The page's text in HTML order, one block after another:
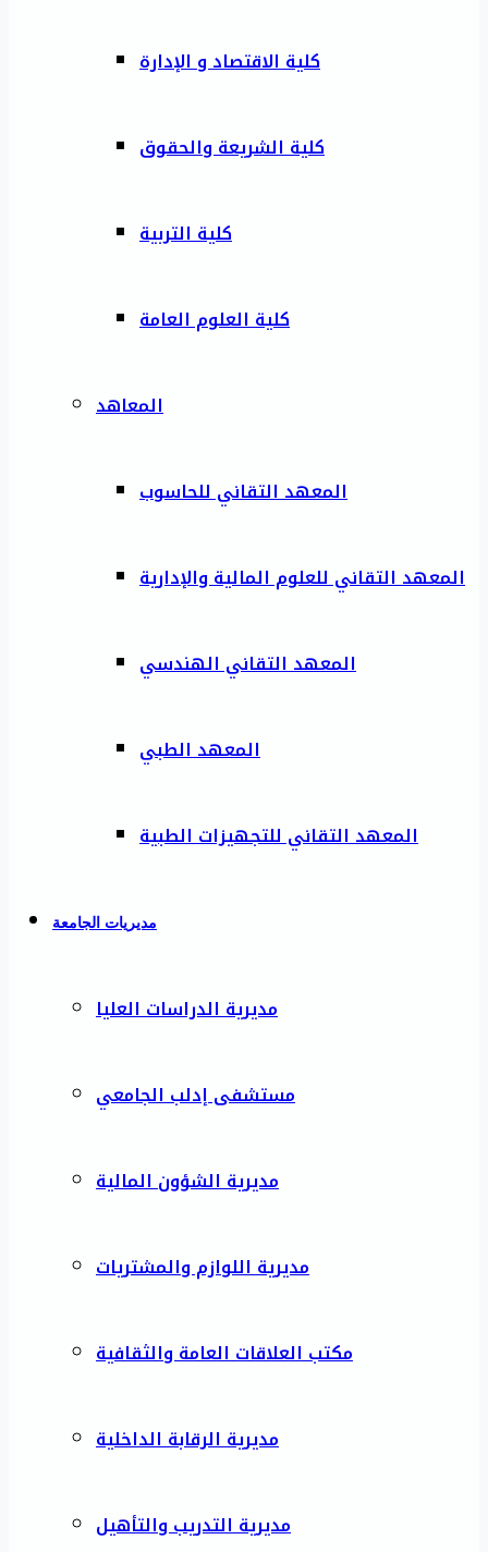
كلية الاقتصاد و الإدارة
كلية الشريعة والحقوق
كلية التربية
كلية العلوم العامة
المعاهد
المعهد التقاني للحاسوب
المعهد التقاني للعلوم المالية والإدارية
المعهد التقاني الهندسي
المعهد الطبي
المعهد التقاني للتجهيزات الطبية
مديريات الجامعة
مديرية الدراسات العليا
مستشفى إدلب الجامعي
مديرية الشؤون المالية
مديرية اللوازم والمشتريات
مكتب العلاقات العامة والثقافية
مديرية الرقابة الداخلية
مديرية التدريب والتأهيل